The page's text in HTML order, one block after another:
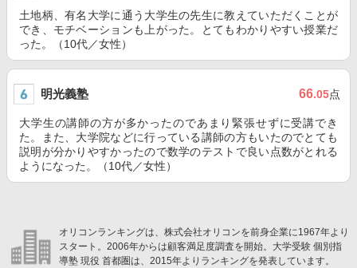
土地柄、有名大学に通う大学生の先生に教えていただくことが
でき、モチベーションも上がった。とてもわかりやすい授業だ
った。（10代／女性）
明光義塾 66.05点
大学生の講師の方が多かったのであまり緊張せずに受講でき
た。また、大学院などに行っている講師の方もいたのでとても
説明が分かりやすかったので数学のテストで良い点数がとれる
ようになった。（10代／女性）
オリコンランキングは、株式会社オリコンを前身企業に1967年より
スタート。2006年からは顧客満足度調査を開始。大学受験 個別指
導塾 現役 首都圏は、2015年よりランキングを発表しています。